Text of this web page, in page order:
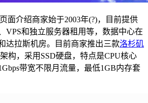
面介绍商家始于2003年(?)，目前提供
VPS和独立服务器租用等，数据中心在
达拉斯机房。目前商家推出三款洛杉矶
架构，采用SSD硬盘，特点是CPU核心
带宽不限月流量，最低1GB内存套